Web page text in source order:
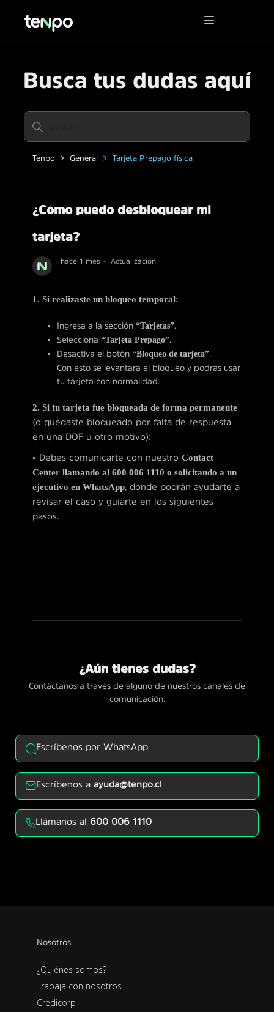
Busca tus dudas aquí
Tenpo General Tarjeta Prepago física
¿Cómo puedo desbloquear mi
tarjeta?
hace 1 mes Actualización
1. Si realizaste un bloqueo temporal:
Ingresa a la sección “Tarjetas”.
Selecciona “Tarjeta Prepago”.
Desactiva el botón “Bloqueo de tarjeta”.
Con esto se levantará el bloqueo y podrás usar
tu tarjeta con normalidad.
2. Si tu tarjeta fue bloqueada de forma permanente
(o quedaste bloqueado por falta de respuesta
en una DOF u otro motivo):
• Debes comunicarte con nuestro Contact
Center llamando al 600 006 1110 o solicitando a un
ejecutivo en WhatsApp, donde podrán ayudarte a
revisar el caso y guiarte en los siguientes
pasos.
¿Aún tienes dudas?
Contáctanos a través de alguno de nuestros canales de
comunicación.
Escríbenos por WhatsApp
Escríbenos aayuda@tenpo.cl
Llámanos al 600 006 1110
Nosotros
¿Quiénes somos?
Trabaja con nosotros
Credicorp